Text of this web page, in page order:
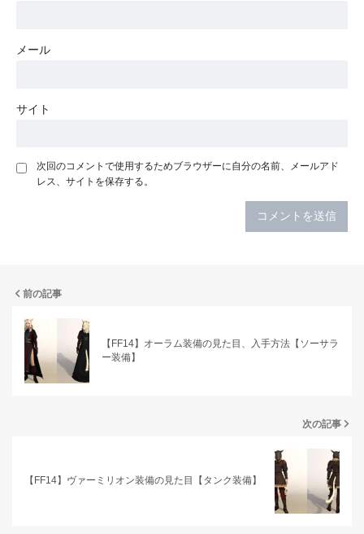
メール
サイト
次回のコメントで使用するためブラウザーに自分の名前、メールアド
レス、サイトを保存する。
前の記事
【FF14】オーラム装備の見た目、入手方法【ソーサラ
ー装備】
次の記事
【FF14】ヴァーミリオン装備の見た目【タンク装備】